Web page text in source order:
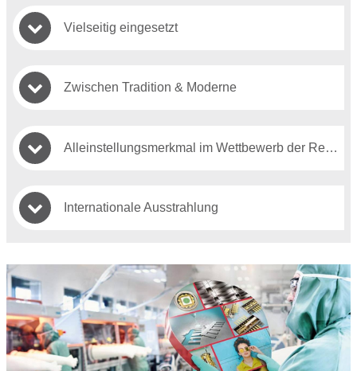
Vielseitig eingesetzt
Zwischen Tradition & Moderne
Alleinstellungsmerkmal im Wettbewerb der Regionen
Internationale Ausstrahlung